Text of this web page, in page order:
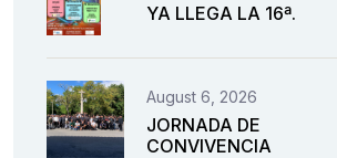
YA LLEGA LA 16ª.
August 6, 2026
JORNADA DE
CONVIVENCIA